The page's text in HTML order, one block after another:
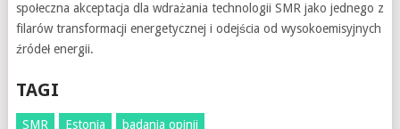
społeczna akceptacja dla wdrażania technologii SMR jako jednego z
filarów transformacji energetycznej i odejścia od wysokoemisyjnych
źródeł energii.
TAGI
SMR Estonia badania opinii